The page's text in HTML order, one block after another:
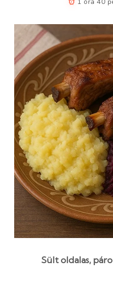
Sült oldalas,